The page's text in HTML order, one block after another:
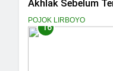
Akhlak Sebelum
POJOK LIRBOYO
16